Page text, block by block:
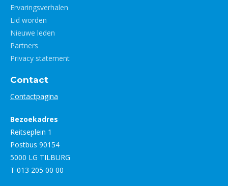
Ervaringsverhalen
Lid worden
Nieuwe leden
Partners
Privacy statement
Contact
Contactpagina
Bezoekadres
Reitseplein 1
Postbus 90154
5000 LG TILBURG
T 013 205 00 00